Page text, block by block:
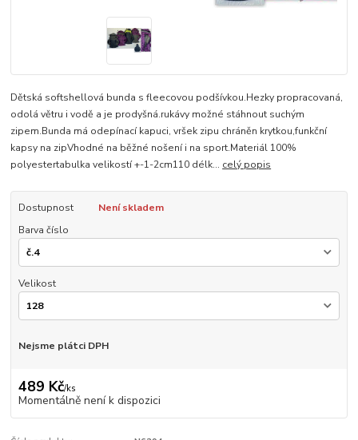
Dětská softshellová bunda s fleecovou podšívkou.Hezky propracovaná,
odolá větru i vodě a je prodyšná.rukávy možné stáhnout suchým
zipem.Bunda má odepínací kapuci, vršek zipu chráněn krytkou,funkční
kapsy na zipVhodné na běžné nošení i na sport.Materiál 100%
polyestertabulka velikostí +-1-2cm110 délk... celý popis
Dostupnost
Není skladem
Barva číslo
Velikost
Nejsme plátci DPH
489 Kč/ks
Momentálně není k dispozici